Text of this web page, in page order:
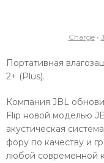
Charge•
Портативная
2+ (Plus).
Компания JBL
Flip новой моделью
акустическая
фору по качеству и
любой современной